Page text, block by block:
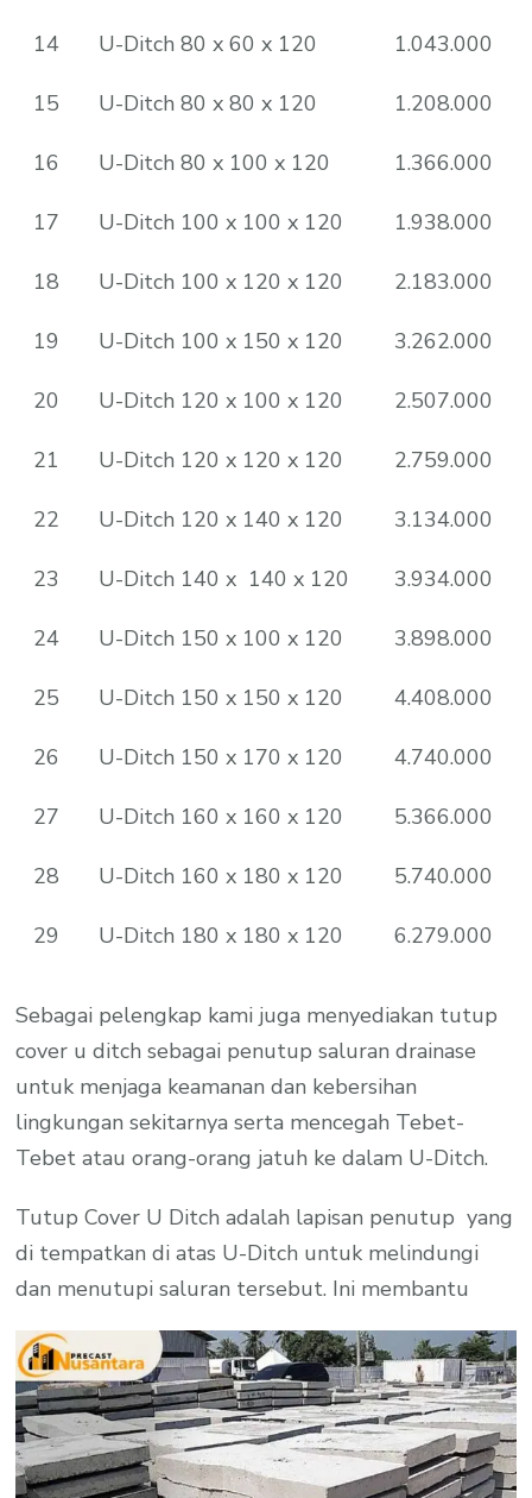
14 U-Ditch 80 x 60 x 120 1.043.000
15 U-Ditch 80 x 80 x 120 1.208.000
16 U-Ditch 80 x 100 x 120 1.366.000
17 U-Ditch 100 x 100 x 120 1.938.000
18 U-Ditch 100 x 120 x 120 2.183.000
19 U-Ditch 100 x 150 x 120 3.262.000
20 U-Ditch 120 x 100 x 120 2.507.000
21 U-Ditch 120 x 120 x 120 2.759.000
22 U-Ditch 120 x 140 x 120 3.134.000
23 U-Ditch 140 x 140 x 120 3.934.000
24 U-Ditch 150 x 100 x 120 3.898.000
25 U-Ditch 150 x 150 x 120 4.408.000
26 U-Ditch 150 x 170 x 120 4.740.000
27 U-Ditch 160 x 160 x 120 5.366.000
28 U-Ditch 160 x 180 x 120 5.740.000
29 U-Ditch 180 x 180 x 120 6.279.000
Sebagai pelengkap kami juga menyediakan tutup
cover u ditch sebagai penutup saluran drainase
untuk menjaga keamanan dan kebersihan
lingkungan sekitarnya serta mencegah Tebet-
Tebet atau orang-orang jatuh ke dalam U-Ditch.
Tutup Cover U Ditch adalah lapisan penutup yang
di tempatkan di atas U-Ditch untuk melindungi
dan menutupi saluran tersebut. Ini membantu